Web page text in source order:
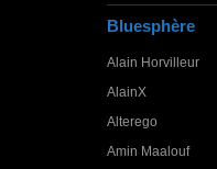
Bluesphère
Alain Horvilleur
AlainX
Alterego
Amin Maalouf